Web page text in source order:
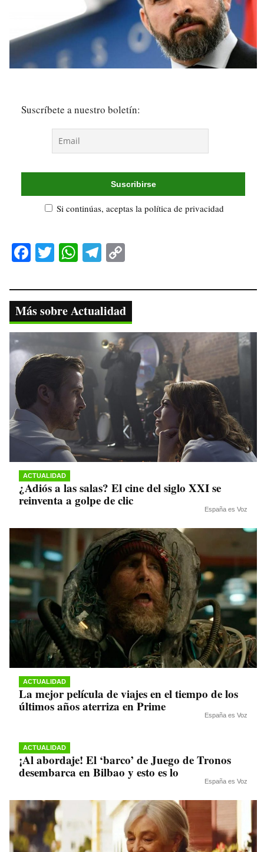
Suscríbete a nuestro boletín:
Si continúas, aceptas la política de privacidad
Fa
bo
ok
T
tte
r
W
ts
A
pp
Te
gr
a
m
y
Li
nk
Más sobre Actualidad
ACTUALIDAD
¿Adiós a las salas? El cine del siglo XXI se
reinventa a golpe de clic
España es Voz
ACTUALIDAD
La mejor película de viajes en el tiempo de los
últimos años aterriza en Prime
España es Voz
ACTUALIDAD
¡Al abordaje! El ‘barco’ de Juego de Tronos
desembarca en Bilbao y esto es lo
España es Voz